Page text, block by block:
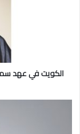
والتنمية
الكويت في عهد